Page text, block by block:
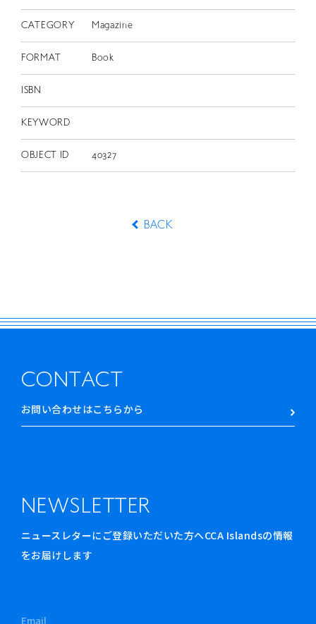
CATEGORY Magazine
FORMAT Book
ISBN
KEYWORD
OBJECT ID 40327
BACK
CONTACT
お問い合わせはこちらから
NEWSLETTER
ニュースレターにご登録いただいた方へCCA Islandsの情報
をお届けします